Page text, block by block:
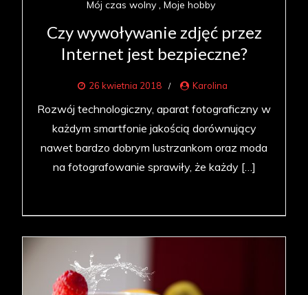
Mój czas wolny Moje hobby
Czy wywoływanie zdjęć przez
Internet jest bezpieczne?
26 kwietnia 2018 Karolina
Rozwój technologiczny, aparat fotograficzny w
każdym smartfonie jakością dorównujący
nawet bardzo dobrym lustrzankom oraz moda
na fotografowanie sprawiły, że każdy […]